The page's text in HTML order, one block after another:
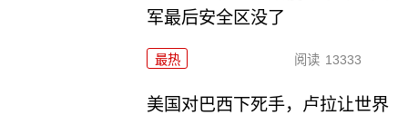
军最后安全区没了
最热 阅读 13333
美国对巴西下死手，卢拉让世界